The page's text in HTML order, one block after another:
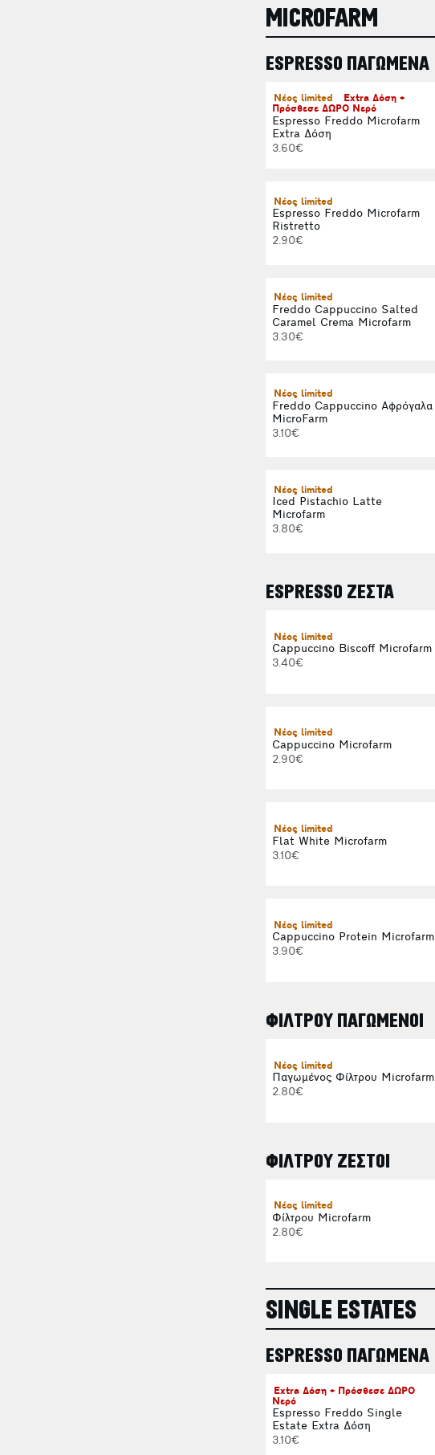
MICROFARM
ESPRESSO ΠΑΓΩΜΕΝΑ
Νέος limited
Extra Δόση +
Πρόσθεσε ΔΩΡΟ Νερό
Espresso Freddo Microfarm
Extra Δόση
3.60€
Νέος limited
Espresso Freddo Microfarm
Ristretto
2.90€
Νέος limited
Freddo Cappuccino Salted
Caramel Crema Microfarm
3.30€
Νέος limited
Freddo Cappuccino Αφρόγαλα
MicroFarm
3.10€
Νέος limited
Iced Pistachio Latte
Microfarm
3.80€
ESPRESSO ΖΕΣΤΑ
Νέος limited
Cappuccino Biscoff Microfarm
3.40€
Νέος limited
Cappuccino Microfarm
2.90€
Νέος limited
Flat White Microfarm
3.10€
Νέος limited
Cappuccino Protein Microfarm
3.90€
ΦΙΛΤΡΟΥ ΠΑΓΩΜΕΝΟΙ
Νέος limited
Παγωμένος Φίλτρου Microfarm
2.80€
ΦΙΛΤΡΟΥ ΖΕΣΤΟΙ
Νέος limited
Φίλτρου Microfarm
2.80€
SINGLE ESTATES
ESPRESSO ΠΑΓΩΜΕΝΑ
Extra Δόση + Πρόσθεσε ΔΩΡΟ
Νερό
Espresso Freddo Single
Estate Extra Δόση
3.10€